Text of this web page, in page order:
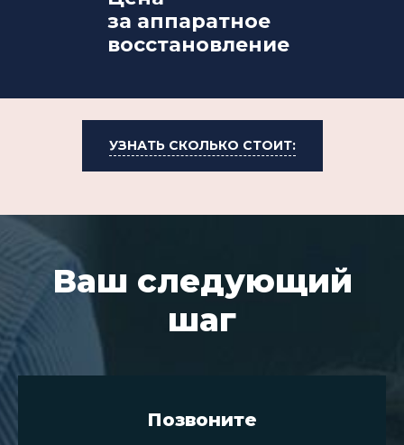
за аппаратное
восстановление
УЗНАТЬ СКОЛЬКО СТОИТ:
Ваш следующий
шаг
Позвоните